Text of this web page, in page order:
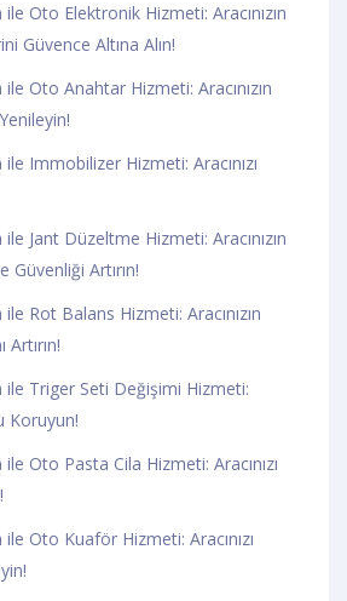
Oto Elektronik Hizmeti: Aracınızın
Güvence Altına Alın!
Oto Anahtar Hizmeti: Aracınızın
Immobilizer Hizmeti: Aracınızı
Jant Düzeltme Hizmeti: Aracınızın
Güvenliği Artırın!
Rot Balans Hizmeti: Aracınızın
Triger Seti Değişimi Hizmeti:
Koruyun!
Oto Pasta Cila Hizmeti: Aracınızı
Oto Kuaför Hizmeti: Aracınızı